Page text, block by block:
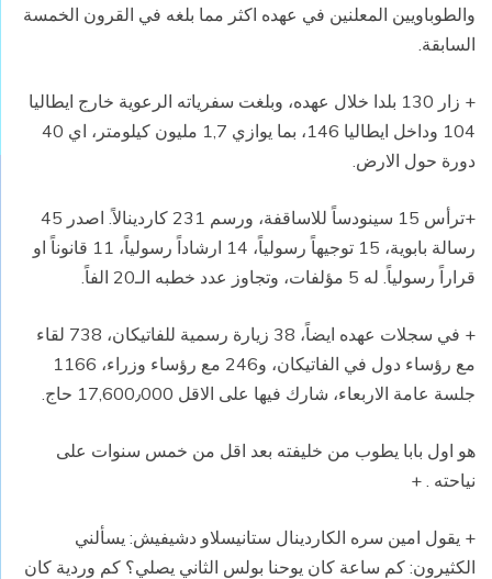
والطوباويين المعلنين في عهده اكثر مما بلغه في القرون الخمسة
السابقة.
+ زار 130 بلدا خلال عهده، وبلغت سفرياته الرعوية خارج ايطاليا
104 وداخل ايطاليا 146، بما يوازي 1,7 مليون كيلومتر، اي 40
دورة حول الارض.
+ترأس 15 سينودساً للاساقفة، ورسم 231 كاردينالاً. اصدر 45
رسالة بابوية، 15 توجيهاً رسولياً، 14 ارشاداً رسولياً، 11 قانوناً او
قراراً رسولياً. له 5 مؤلفات، وتجاوز عدد خطبه الـ20 الفاً.
+ في سجلات عهده ايضاً، 38 زيارة رسمية للفاتيكان، 738 لقاء
مع رؤساء دول في الفاتيكان، و246 مع رؤساء وزراء، 1166
جلسة عامة الاربعاء، شارك فيها على الاقل 17,600٫000 حاج.
هو اول بابا يطوب من خليفته بعد اقل من خمس سنوات على
نياحته . +
+ يقول امين سره الكاردينال ستانيسلاو دشيفيش: يسألني
الكثيرون: كم ساعة كان يوحنا بولس الثاني يصلي؟ كم وردية كان